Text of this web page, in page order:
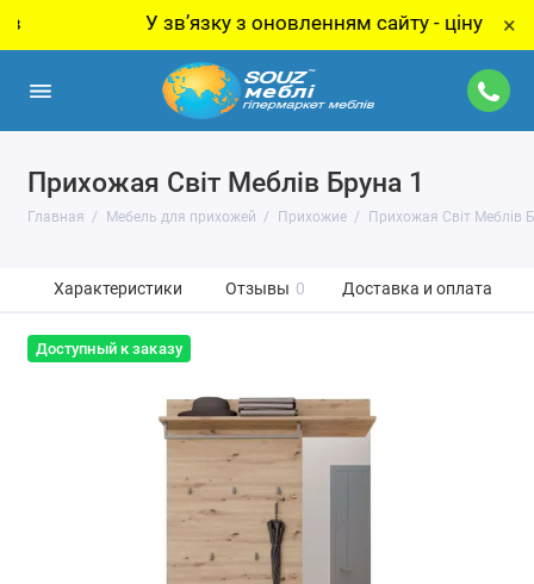
У звʼязку з оновленням сайту - ціну за ×
Прихожая Світ Меблів Бруна 1
Главная Мебель для прихожей Прихожие Прихожая Світ Меблів
Характеристики Отзывы 0 Доставка и оплата
Доступный к заказу